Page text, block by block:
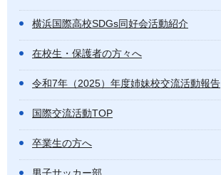
横浜国際高校SDGs同好会活動紹介
在校生・保護者の方々へ
令和7年（2025）年度姉妹校交流活動報告
国際交流活動TOP
卒業生の方へ
男子サッカー部